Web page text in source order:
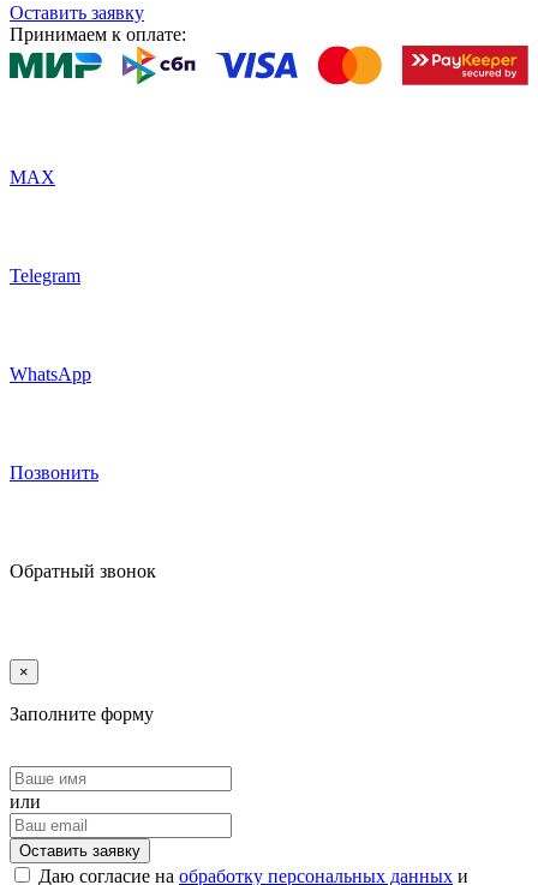
Оставить заявку
Принимаем к оплате:
MAX
Telegram
WhatsApp
Позвонить
Обратный звонок
×
Заполните форму
или
Оставить заявку
Даю согласие на обработку персональных данных и